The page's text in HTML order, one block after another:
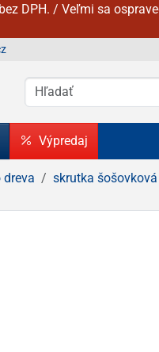
DPH. / Veľmi sa
Výpredaj
dreva skrutka